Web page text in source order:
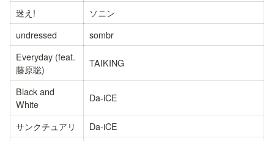
迷え!
ソニン
undressed
sombr
Everyday (feat.
藤原聡)
TAIKING
Black and
White
Da-iCE
サンクチュアリ Da-iCE